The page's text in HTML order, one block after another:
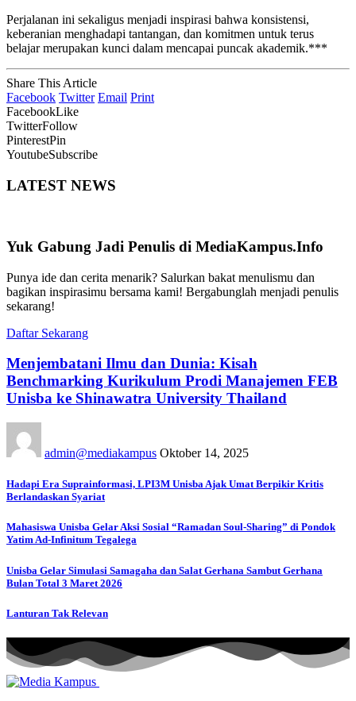
Perjalanan ini sekaligus menjadi inspirasi bahwa konsistensi,
keberanian menghadapi tantangan, dan komitmen untuk terus
belajar merupakan kunci dalam mencapai puncak akademik.***
Share This Article
Facebook Twitter Email Print
FacebookLike
TwitterFollow
PinterestPin
YoutubeSubscribe
LATEST NEWS
Yuk Gabung Jadi Penulis di MediaKampus.Info
Punya ide dan cerita menarik? Salurkan bakat menulismu dan
bagikan inspirasimu bersama kami! Bergabunglah menjadi penulis
sekarang!
Daftar Sekarang
Menjembatani Ilmu dan Dunia: Kisah
Benchmarking Kurikulum Prodi Manajemen FEB
Unisba ke Shinawatra University Thailand
admin@mediakampus Oktober 14, 2025
Hadapi Era Suprainformasi, LPI3M Unisba Ajak Umat Berpikir Kritis
Berlandaskan Syariat
Mahasiswa Unisba Gelar Aksi Sosial “Ramadan Soul-Sharing” di Pondok
Yatim Ad-Infinitum Tegalega
Unisba Gelar Simulasi Samagaha dan Salat Gerhana Sambut Gerhana
Bulan Total 3 Maret 2026
Lanturan Tak Relevan